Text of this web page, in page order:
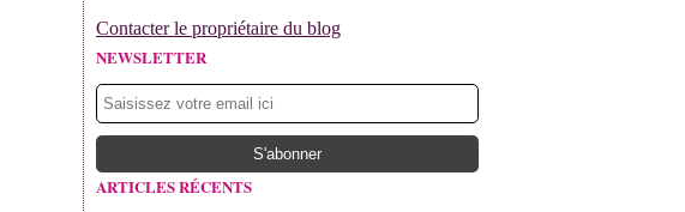
Contacter le propriétaire du blog
NEWSLETTER
ARTICLES RÉCENTS